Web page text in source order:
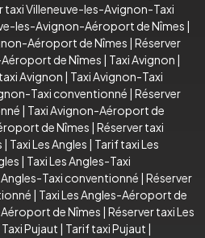
taxi Villeneuve-les-Avignon-Taxi
les-Avignon-Aéroport de Nîmes |
Aéroport de Nîmes | Réserver
de Nîmes | Taxi Avignon |
Avignon | Taxi Avignon-Taxi
Taxi conventionné | Réserver
| Taxi Avignon-Aéroport de
de Nîmes | Réserver taxi
| Taxi Les Angles | Tarif taxi Les
| Taxi Les Angles-Taxi
Angles-Taxi conventionné | Réserver
| Taxi Les Angles-Aéroport de
de Nîmes | Réserver taxi Les
Taxi Pujaut | Tarif taxi Pujaut |